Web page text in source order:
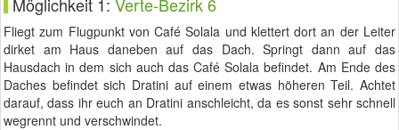
Fliegt zum Flugpunkt von Café Solala und klettert dort an der Leiter
dirket am Haus daneben auf das Dach. Springt dann auf das
Hausdach in dem sich auch das Café Solala befindet. Am Ende des
Daches befindet sich Dratini auf einem etwas höheren Teil. Achtet
darauf, dass ihr euch an Dratini anschleicht, da es sonst sehr schnell
wegrennt und verschwindet.